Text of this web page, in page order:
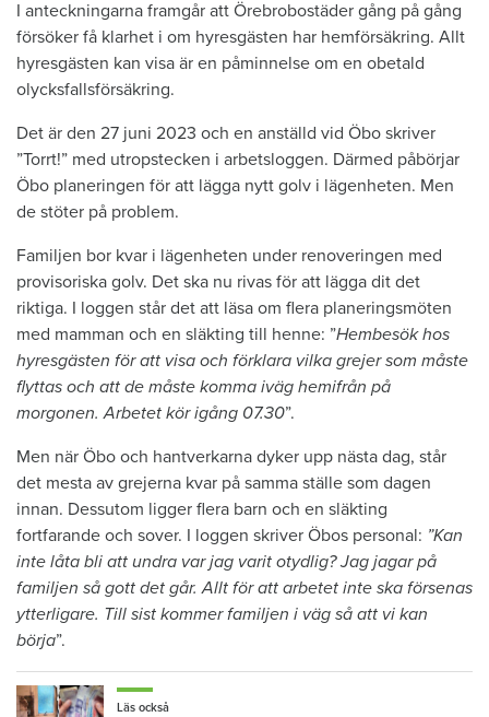
I anteckningarna framgår att Örebrobostäder gång på gång
försöker få klarhet i om hyresgästen har hemförsäkring. Allt
hyresgästen kan visa är en påminnelse om en obetald
olycksfallsförsäkring.
Det är den 27 juni 2023 och en anställd vid Öbo skriver
”Torrt!” med utropstecken i arbetsloggen. Därmed påbörjar
Öbo planeringen för att lägga nytt golv i lägenheten. Men
de stöter på problem.
Familjen bor kvar i lägenheten under renoveringen med
provisoriska golv. Det ska nu rivas för att lägga dit det
riktiga. I loggen står det att läsa om flera planeringsmöten
med mamman och en släkting till henne: ”Hembesök hos
hyresgästen för att visa och förklara vilka grejer som måste
flyttas och att de måste komma iväg hemifrån på
morgonen. Arbetet kör igång 07.30”.
Men när Öbo och hantverkarna dyker upp nästa dag, står
det mesta av grejerna kvar på samma ställe som dagen
innan. Dessutom ligger flera barn och en släkting
fortfarande och sover. I loggen skriver Öbos personal: ”Kan
inte låta bli att undra var jag varit otydlig? Jag jagar på
familjen så gott det går. Allt för att arbetet inte ska försenas
ytterligare. Till sist kommer familjen i väg så att vi kan
börja”.
Läs också